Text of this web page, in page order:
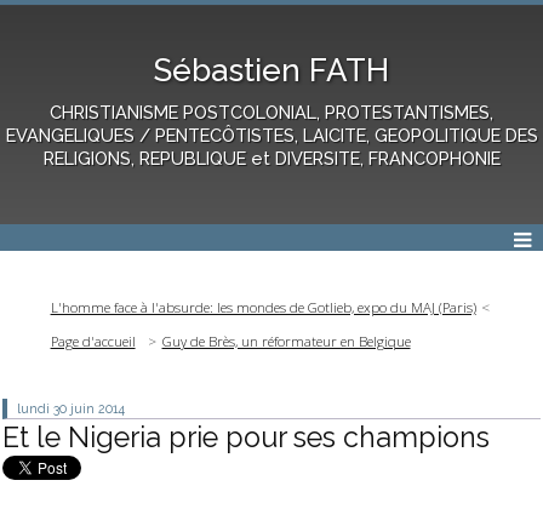
Sébastien FATH
CHRISTIANISME POSTCOLONIAL, PROTESTANTISMES,
EVANGELIQUES / PENTECÔTISTES, LAICITE, GEOPOLITIQUE DES
RELIGIONS, REPUBLIQUE et DIVERSITE, FRANCOPHONIE
L'homme face à l'absurde: les mondes de Gotlieb, expo du MAJ (Paris)
Page d'accueil
Guy de Brès, un réformateur en Belgique
lundi 30 juin 2014
Et le Nigeria prie pour ses champions